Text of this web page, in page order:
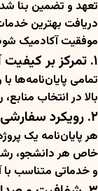
تعهد و تضمین بنا
دریافت بهترین
موفقیت آکادمیک
۱. تمرکز بر کیفیت آکادمیک:
تمامی پایان‌نامه‌ها
بالا در انتخاب
۲. رویکرد سفارشی‌سازی:
هر پایان‌نامه یک
خاص هر دانشجو،
و خدماتی متناسب با